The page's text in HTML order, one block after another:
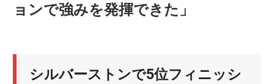
ョンで強みを発揮できた」
シルバーストンで5位フィニッシ